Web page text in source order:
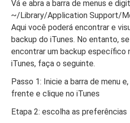
Vá e abra a barra de menus e
~/Library/Application Support/
Aqui você poderá encontrar e
backup do iTunes. No entanto,
encontrar um backup específico
iTunes, faça o seguinte.
Passo 1: Inicie a barra de menu
frente e clique no iTunes
Etapa 2: escolha as preferências